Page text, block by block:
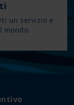
un servizio e
mondo.